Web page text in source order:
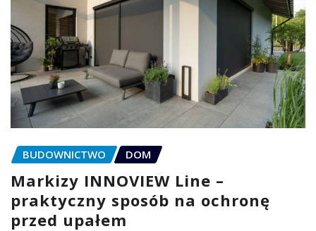
BUDOWNICTWO DOM
Markizy INNOVIEW Line –
praktyczny sposób na ochronę
przed upałem